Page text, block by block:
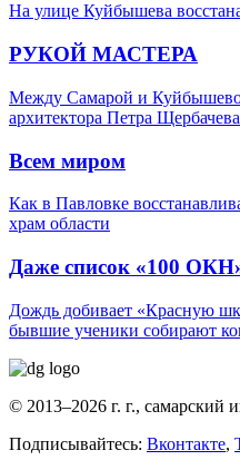
На улице Куйбышева
РУКОЙ МАСТЕРА
Между Самарой и
архитектора Петра
Всем миром
Как в Павловке
храм области
Даже список «100
Дождь добивает «Красную
бывшие ученики собирают
© 2013–2026 г. г., самарский
Подписывайтесь: Вконтакте,